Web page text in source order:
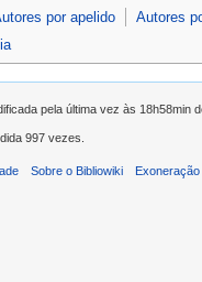
por apelido
Autores
pela última vez às 18h58min
997 vezes.
Sobre o Bibliowiki